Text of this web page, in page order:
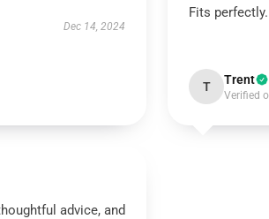
Dec 14, 2024
Fits perfectly.
T Trent
Verified
advice, and